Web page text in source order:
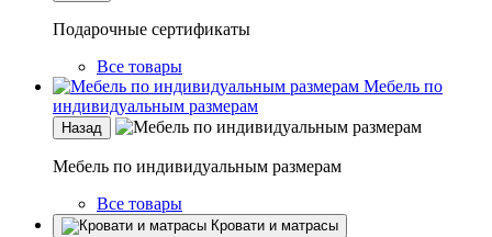
Подарочные сертификаты
Все товары
Мебель по
индивидуальным размерам
Назад
Мебель по индивидуальным размерам
Все товары
Кровати и матрасы